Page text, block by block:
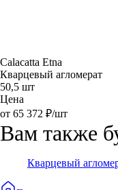
Calacatta Etna
Кварцевый агломерат
50,5 шт
Цена
от 65 372 ₽/шт
Вам также
Кварцевый